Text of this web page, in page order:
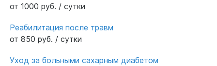
от 1000 руб. / сутки
Реабилитация после травм
от 850 руб. / сутки
Уход за больными сахарным диабетом